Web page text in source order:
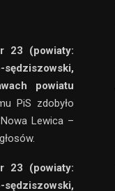
23 (powiaty:
powiatu
PiS zdobyło
Lewica –
23 (powiaty: